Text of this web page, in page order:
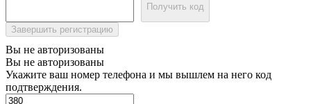
Получить код
Завершить регистрацию
Вы не авторизованы
Вы не авторизованы
Укажите ваш номер телефона и мы вышлем на него код
подтверждения.